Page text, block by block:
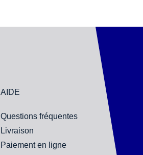
AIDE
Questions fréquentes
Livraison
Paiement en ligne